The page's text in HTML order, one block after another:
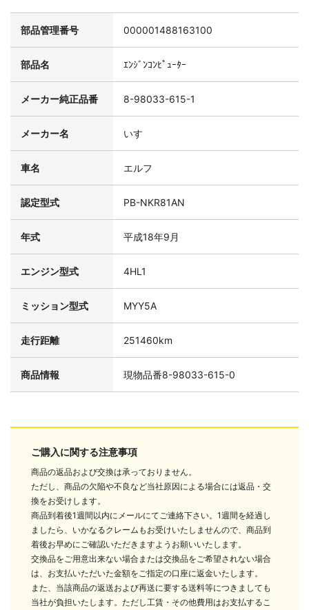
部品管理番号 000001488163100
部品名 ｴﾝｼﾞﾝｺﾝﾋﾟｭｰﾀｰ
メーカー純正品番 8-98033-615-1
メーカー名 いすゞ
車名 エルフ
認定型式 PB-NKR81AN
年式 平成18年9月
エンジン型式 4HL1
ミッション型式 MYY5A
走行距離 251460km
商品情報 現物品番8-98033-615-0
ご購入に関する注意事項
商品の返品および交換は承っておりません。
ただし、商品の欠陥や不良など当社原因による場合には返品・交
換をお受けします。
商品到着後1週間以内にメールにてご連絡下さい。1週間を経過し
ましたら、いかなるクレームもお受けいたしませんので、商品到
着後お早めにご確認いただきますようお願いいたします。
交換品をご用意出来ない場合または交換品をご希望されない場合
は、お支払いただいた金額をご指定の口座に返金いたします。
また、当該商品の返送および再送に要する送料等につきましても
当社が負担いたします。ただし工賃・その他費用はお支払するこ